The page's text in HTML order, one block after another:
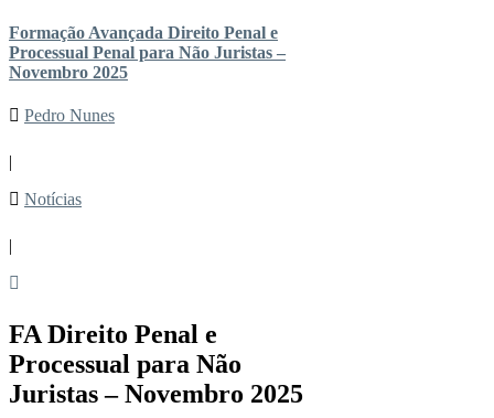
Formação Avançada Direito Penal e
Processual Penal para Não Juristas –
Novembro 2025
Pedro Nunes
|
Notícias
|
FA Direito Penal e
Processual para Não
Juristas – Novembro 2025